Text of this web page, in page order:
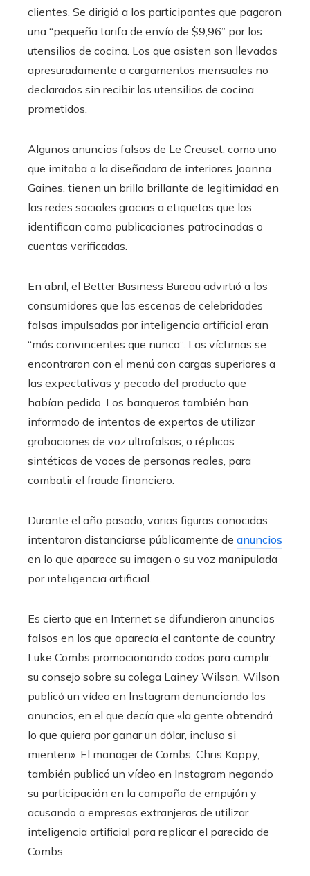
clientes. Se dirigió a los participantes que pagaron
una “pequeña tarifa de envío de $9,96” por los
utensilios de cocina. Los que asisten son llevados
apresuradamente a cargamentos mensuales no
declarados sin recibir los utensilios de cocina
prometidos.
Algunos anuncios falsos de Le Creuset, como uno
que imitaba a la diseñadora de interiores Joanna
Gaines, tienen un brillo brillante de legitimidad en
las redes sociales gracias a etiquetas que los
identifican como publicaciones patrocinadas o
cuentas verificadas.
En abril, el Better Business Bureau advirtió a los
consumidores que las escenas de celebridades
falsas impulsadas por inteligencia artificial eran
“más convincentes que nunca”. Las víctimas se
encontraron con el menú con cargas superiores a
las expectativas y pecado del producto que
habían pedido. Los banqueros también han
informado de intentos de expertos de utilizar
grabaciones de voz ultrafalsas, o réplicas
sintéticas de voces de personas reales, para
combatir el fraude financiero.
Durante el año pasado, varias figuras conocidas
intentaron distanciarse públicamente de anuncios
en lo que aparece su imagen o su voz manipulada
por inteligencia artificial.
Es cierto que en Internet se difundieron anuncios
falsos en los que aparecía el cantante de country
Luke Combs promocionando codos para cumplir
su consejo sobre su colega Lainey Wilson. Wilson
publicó un vídeo en Instagram denunciando los
anuncios, en el que decía que «la gente obtendrá
lo que quiera por ganar un dólar, incluso si
mienten». El manager de Combs, Chris Kappy,
también publicó un vídeo en Instagram negando
su participación en la campaña de empujón y
acusando a empresas extranjeras de utilizar
inteligencia artificial para replicar el parecido de
Combs.